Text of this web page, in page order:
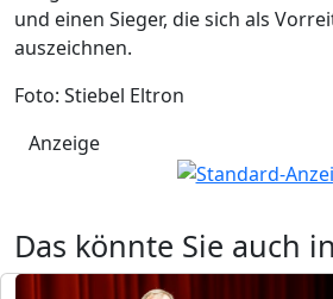
und einen Sieger, die sich als
auszeichnen.
Foto: Stiebel Eltron
Anzeige
Das könnte Sie auch